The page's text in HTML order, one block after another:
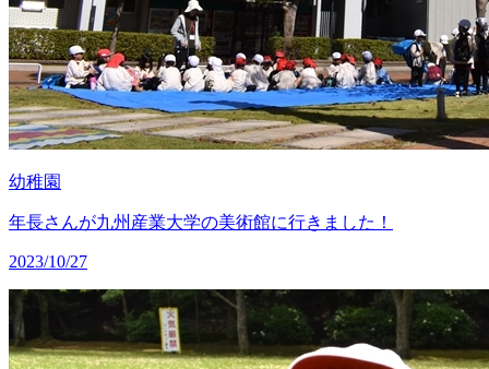
幼稚園
年長さんが九州産業大学の美術館に行きました！
2023/10/27